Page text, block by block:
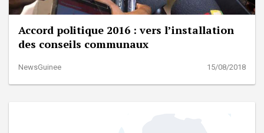
Accord politique 2016 : vers l’installation
des conseils communaux
NewsGuinee 15/08/2018